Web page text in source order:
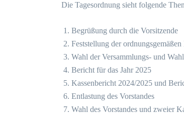
Die Tagesordnung sieht folgende
Begrüßung durch die Vorsitzende
Feststellung der
Wahl der Versammlungs- und
Bericht für das Jahr 2025
Kassenbericht 2024/2025 und
Entlastung des Vorstandes
Wahl des Vorstandes und zweier